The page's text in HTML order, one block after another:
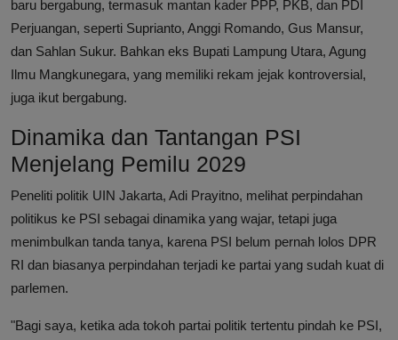
baru bergabung, termasuk mantan kader PPP, PKB, dan PDI
Perjuangan, seperti Suprianto, Anggi Romando, Gus Mansur,
dan Sahlan Sukur. Bahkan eks Bupati Lampung Utara, Agung
Ilmu Mangkunegara, yang memiliki rekam jejak kontroversial,
juga ikut bergabung.
Dinamika dan Tantangan PSI
Menjelang Pemilu 2029
Peneliti politik UIN Jakarta, Adi Prayitno, melihat perpindahan
politikus ke PSI sebagai dinamika yang wajar, tetapi juga
menimbulkan tanda tanya, karena PSI belum pernah lolos DPR
RI dan biasanya perpindahan terjadi ke partai yang sudah kuat di
parlemen.
"Bagi saya, ketika ada tokoh partai politik tertentu pindah ke PSI,